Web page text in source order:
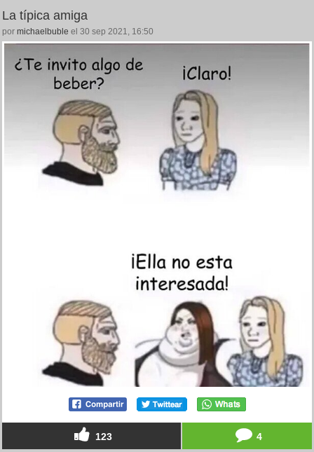
La típica amiga
por michaelbuble el 30 sep 2021, 16:50
123 4